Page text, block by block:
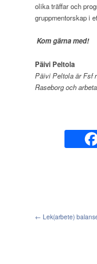
olika träffar och
gruppmentorskap i
Kom gärnamed!
Päivi Peltola
Päivi Peltola är Fsf
Raseborg och
← Lek(arbete)